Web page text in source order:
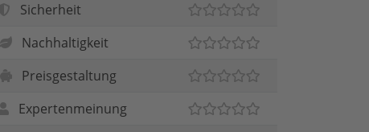
Sicherheit
Nachhaltigkeit
Preisgestaltung
Expertenmeinung